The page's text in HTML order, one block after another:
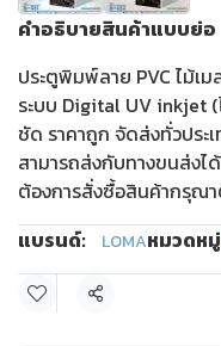
คำอธิบายสินค้าแบบย่อ
ประตูพิมพ์ลาย PVC ไม้เ
ระบบ Digital UV inkjet
ชัด ราคาถูก จัดส่งทั่วประ
สามารถส่งกับทางขนส่งไ
ต้องการสั่งซื้อสินค้ากรุณ
แบรนด์:
LOMAหมวดห
แชร์